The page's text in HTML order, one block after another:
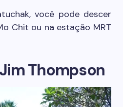
você pode descer
Chit ou na estação MRT
Thompson